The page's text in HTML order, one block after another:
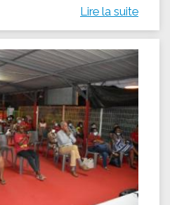
Lire la suite